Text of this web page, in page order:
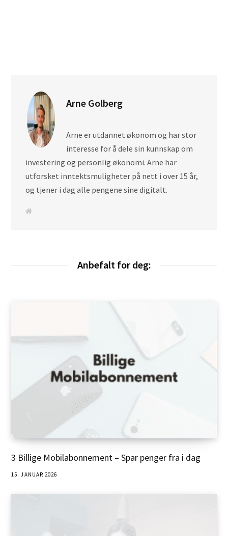
Arne Golberg
Arne er utdannet økonom og har stor
interesse for å dele sin kunnskap om
investering og personlig økonomi. Arne har
utforsket inntektsmuligheter på nett i over 15 år,
og tjener i dag alle pengene sine digitalt.
Anbefalt for deg:
3 Billige Mobilabonnement – Spar penger fra i dag
15. JANUAR 2026